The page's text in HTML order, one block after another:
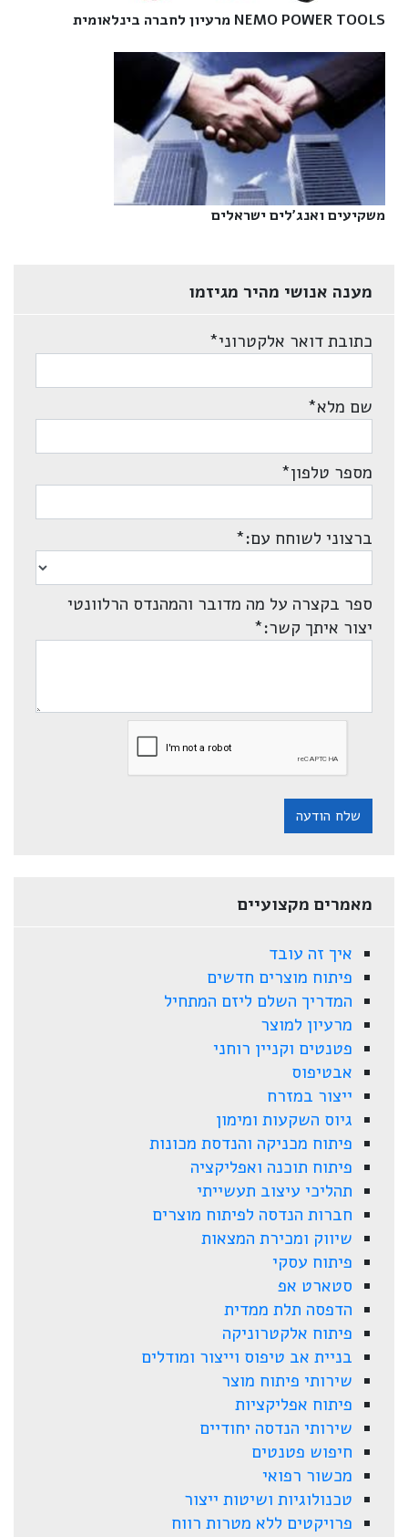
NEMO POWER TOOLS מרעיון לחברה בינלאומית‎
משקיעים ואנג'לים ישראלים‎
מענה אנושי מהיר מגיזמו
כתובת דואר אלקטרוני*
שם מלא*
מספר טלפון*
ברצוני לשוחח עם:*
ספר בקצרה על מה מדובר והמהנדס הרלוונטי
יצור איתך קשר:*
שלח הודעה
מאמרים מקצועיים
איך זה עובד
פיתוח מוצרים חדשים
המדריך השלם ליזם המתחיל
מרעיון למוצר
פטנטים וקניין רוחני
אבטיפוס
ייצור במזרח
גיוס השקעות ומימון
פיתוח מכניקה והנדסת מכונות
פיתוח תוכנה ואפליקציה
תהליכי עיצוב תעשייתי
חברות הנדסה לפיתוח מוצרים
שיווק ומכירת המצאות
פיתוח עסקי
סטארט אפ
הדפסה תלת ממדית
פיתוח אלקטרוניקה
בניית אב טיפוס וייצור ומודלים
שירותי פיתוח מוצר
פיתוח אפליקציות
שירותי הנדסה יחודיים
חיפוש פטנטים
מכשור רפואי
טכנולוגיות ושיטות ייצור
פרויקטים ללא מטרות רווח